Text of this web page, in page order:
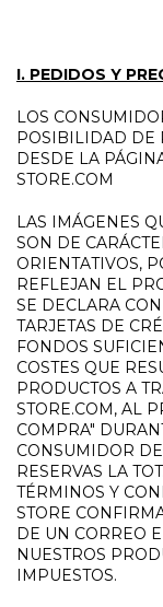
I. PEDIDOS Y
LOS
POSIBILIDAD DE
DESDE LA
STORE.COM
LAS IMÁGENES
SON DE
ORIENTATIVOS,
REFLEJAN EL
SE DECLARA
TARJETAS DE
FONDOS
COSTES QUE
PRODUCTOS A
STORE.COM, AL
COMPRA"
CONSUMIDOR
RESERVAS LA
TÉRMINOS Y
STORE
DE UN CORREO
NUESTROS
IMPUESTOS.